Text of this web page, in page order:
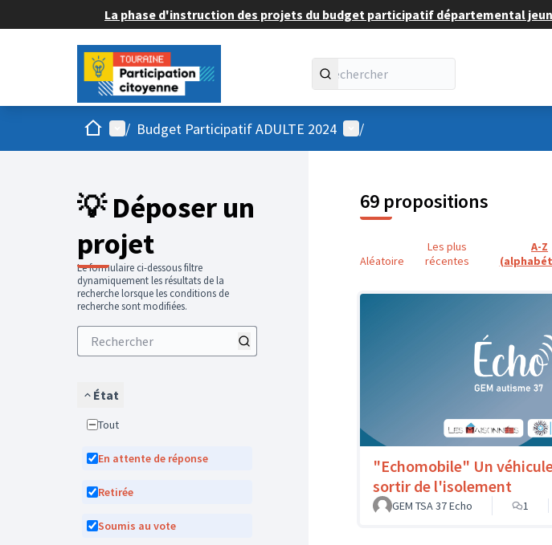
La phase d'instruction des projets du budget participatif départemental
AccueilMenu principal
/ Budget Participatif ADULTE 2024 Menu utilisateur
/
💡 Déposer un
projet
Le formulaire ci-dessous filtre
dynamiquement les résultats de la
recherche lorsque les conditions de
recherche sont modifiées.
État
Tout
En attente de réponse
Retirée
Soumis au vote
69 propositions
Aléatoire
Les plus
récentes
A-Z
"Echomobile" Un
sortir de l'isolement
GEM TSA 37 Echo
1